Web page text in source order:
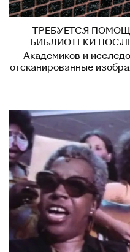
ТРЕБУЕТСЯ
БИБЛИОТЕКИ
Академиков и
отсканированные